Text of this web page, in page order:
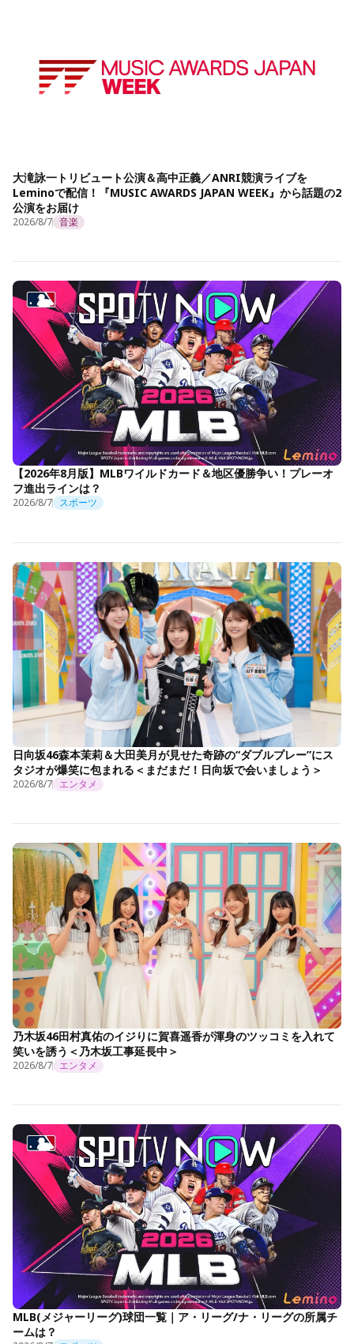
大滝詠一トリビュート公演＆高中正義／ANRI競演ライブを
Leminoで配信！『MUSIC AWARDS JAPAN WEEK』から話題の2
公演をお届け
2026/8/7 音楽
【2026年8月版】MLBワイルドカード＆地区優勝争い！プレーオ
フ進出ラインは？
2026/8/7 スポーツ
日向坂46森本茉莉＆大田美月が見せた奇跡の“ダブルプレー”にス
タジオが爆笑に包まれる＜まだまだ！日向坂で会いましょう＞
2026/8/7 エンタメ
乃木坂46田村真佑のイジりに賀喜遥香が渾身のツッコミを入れて
笑いを誘う＜乃木坂工事延長中＞
2026/8/7 エンタメ
MLB(メジャーリーグ)球団一覧｜ア・リーグ/ナ・リーグの所属チ
ームは？